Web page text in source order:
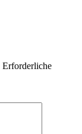
Erforderliche